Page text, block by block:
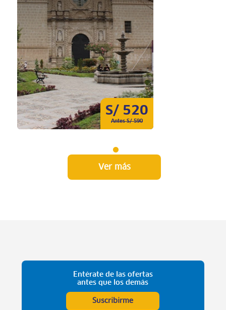
S/ 520
Antes S/ 590
Ver más
Entérate de las ofertas
antes que los demás
Suscribirme